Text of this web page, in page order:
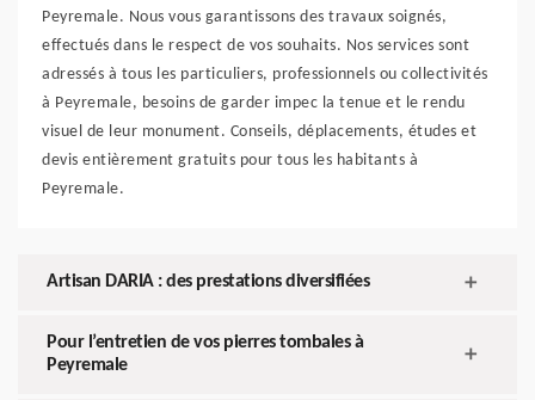
Peyremale. Nous vous garantissons des travaux soignés,
effectués dans le respect de vos souhaits. Nos services sont
adressés à tous les particuliers, professionnels ou collectivités
à Peyremale, besoins de garder impec la tenue et le rendu
visuel de leur monument. Conseils, déplacements, études et
devis entièrement gratuits pour tous les habitants à
Peyremale.
Artisan DARIA : des prestations diversifiées
Pour l’entretien de vos pierres tombales à
Peyremale